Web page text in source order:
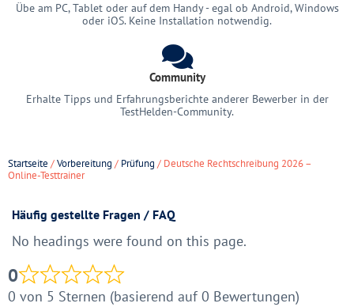
Übe am PC, Tablet oder auf dem Handy - egal ob Android, Windows
oder iOS. Keine Installation notwendig.
Community
Erhalte Tipps und Erfahrungsberichte anderer Bewerber in der
TestHelden-Community.
Startseite /Vorbereitung / Prüfung / Deutsche Rechtschreibung 2026 –
Online-Testtrainer
Häufig gestellte Fragen / FAQ
No headings were found on this page.
0
0 von 5 Sternen (basierend auf 0 Bewertungen)